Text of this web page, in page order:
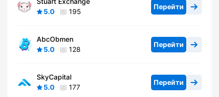
5.0
195
Перейти
AbcObmen
5.0
128
Перейти
SkyCapital
5.0
177
Перейти